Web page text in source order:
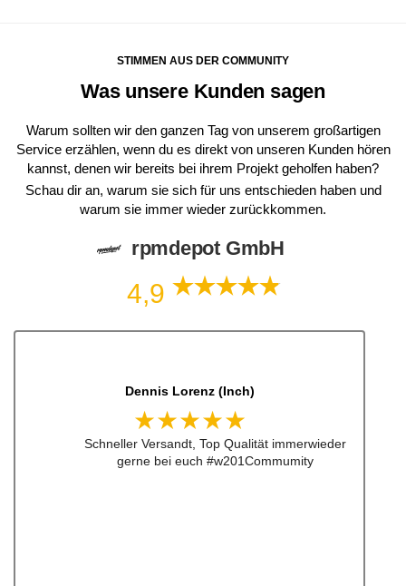
STIMMEN AUS DER COMMUNITY
Was unsere Kunden sagen
Warum sollten wir den ganzen Tag von unserem großartigen
Service erzählen, wenn du es direkt von unseren Kunden hören
kannst, denen wir bereits bei ihrem Projekt geholfen haben?
Schau dir an, warum sie sich für uns entschieden haben und
warum sie immer wieder zurückkommen.
rpmdepot GmbH
4,9
Dennis Lorenz (Inch)
★★★★★
Schneller Versandt, Top Qualität immerwieder
gerne bei euch #w201Commumity